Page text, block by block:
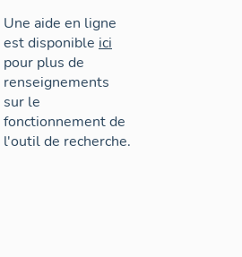
Une aide en ligne
est disponible ici
pour plus de
renseignements
sur le
fonctionnement de
l'outil de recherche.